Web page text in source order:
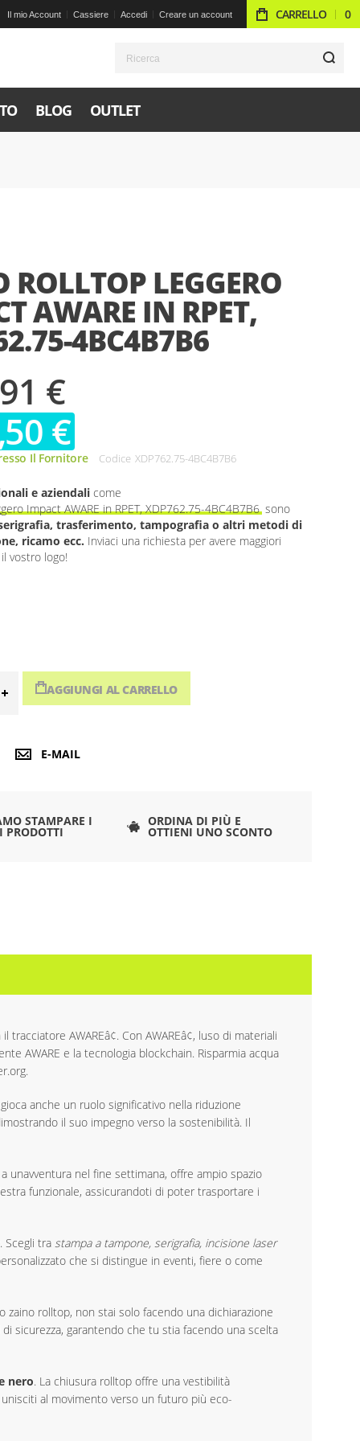
Il mio Account Cassiere Accedi Creare un account CARRELLO 0
BLOG OUTLET
ROLLTOP LEGGERO
AWARE IN RPET,
4BC4B7B6
€
€
Il Fornitore Codice XDP762.75-4BC4B7B6
e aziendali come
Impact AWARE in RPET, XDP762.75-4BC4B7B6 sono
trasferimento, tampografia o altri metodi di
ricamo ecc. Inviaci una richiesta per avere maggiori
vostro logo!
AGGIUNGI AL CARRELLO
E-MAIL
STAMPARE I
PRODOTTI
ORDINA DI PIÙ E
OTTIENI UNO SCONTO
AWAREâ¢. Con AWAREâ¢, luso di materiali
AWARE e la tecnologia blockchain. Risparmia acqua
anche un ruolo significativo nella riduzione
il suo impegno verso la sostenibilità. Il
unavventura nel fine settimana, offre ampio spazio
funzionale, assicurandoti di poter trasportare i
Scegli tra stampa a tampone, serigrafia, incisione laser
che si distingue in eventi, fiere o come
rolltop, non stai solo facendo una dichiarazione
sicurezza, garantendo che tu stia facendo una scelta
nero. La chiusura rolltop offre una vestibilità
al movimento verso un futuro più eco-